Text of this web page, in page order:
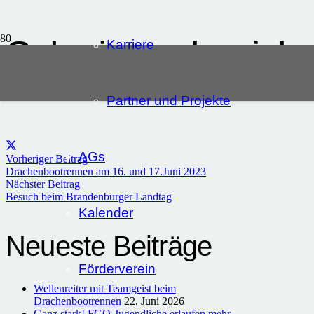
Karriere
Partner und Projekte
AGs
Kalender
Förderverein
Vorheriger Beitrag
Drachenbootrennen am 16. und 17.Juni 2023
Nächster Beitrag
Besuch beim Brandenburger Landtag
Neueste Beiträge
Wellenreiter mit Teamgeist beim
Drachenbootrennen 22. Juni 2026